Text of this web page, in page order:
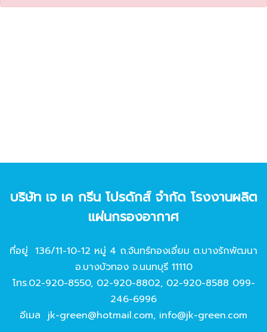
บริษัท เจ เค กรีน โปรดักส์ จํากัด โรงงานผลิต
แผ่นกรองอากาศ
ที่อยู่ 136/11-10-12 หมู่ 4 ถ.จันทร์ทองเอี่ยม ต.บางรักพัฒนา
อ.บางบัวทอง จ.นนทบุรี 11110
โทร.02-920-8550, 02-920-8802, 02-920-8588 099-
246-6996
อีเมล jk-green@hotmail.com, info@jk-green.com